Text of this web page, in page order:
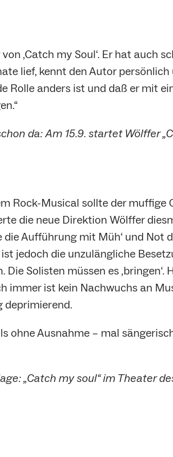
‚Catch my Soul‘. Er hat auch
lief, kennt den Autor
Rolle anders ist und daß er mit
da: Am 15.9. startet Wölffer
Rock-Musical sollte der muffige
die neue Direktion Wölffer
Aufführung mit Müh‘ und Not
jedoch die unzulängliche
Solisten müssen es ‚bringen‘.
immer ist kein Nachwuchs an
deprimierend.
ohne Ausnahme – mal
„Catch my soul“ im Theater